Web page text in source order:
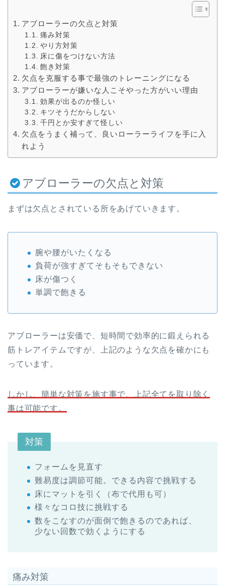
アブローラーの欠点と対策
痛み対策
やり方対策
床に傷をつけない方法
飽き対策
欠点を克服する事で最強のトレーニングになる
アブローラーが嫌いな人こそやった方がいい理由
効果が出るのか怪しい
キツそうだからしない
千円とか安すぎて怪しい
欠点をうまく補って、良いローラーライフを手に入
れよう
アブローラーの欠点と対策
まずは欠点とされている所をあげていきます。
腕や腰がいたくなる
負荷が強すぎてそもそもできない
床が傷つく
単調で飽きる
アブローラーは安価で、短時間で効率的に鍛えられる
筋トレアイテムですが、上記のような欠点を確かにも
っています。
しかし、簡単な対策を施す事で、上記全てを取り除く
事は可能です。
対策
フォームを見直す
難易度は調節可能。できる内容で挑戦する
床にマットを引く（布で代用も可）
様々なコロ技に挑戦する
数をこなすのが面倒で飽きるのであれば、
少ない回数で効くようにする
痛み対策